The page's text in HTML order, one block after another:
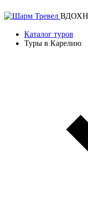
Каталог туров
Туры в Карелию